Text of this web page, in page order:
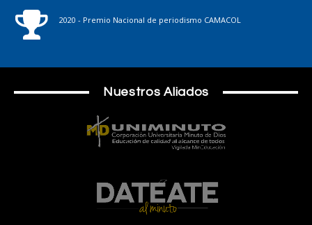
2020 - Premio Nacional de periodismo CAMACOL
Nuestros Aliados